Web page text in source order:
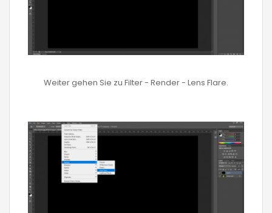
Weiter gehen Sie zu Filter - Render - Lens Flare.